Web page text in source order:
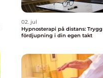
02. jul
Hypnosterapi på distans: Trygg
fördjupning i din egen takt